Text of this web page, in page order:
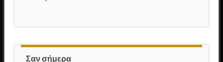
Σαν σήμερα